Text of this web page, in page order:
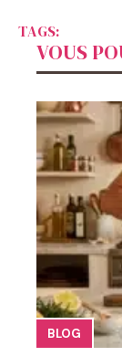
TAGS:
VOUS
BLOG